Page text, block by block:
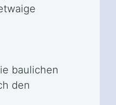
baulichen
den